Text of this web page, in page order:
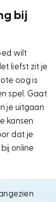
bij
wilt
liefst zit je
oog is
spel. Gaat
je uitgaan
kansen
dat je
online